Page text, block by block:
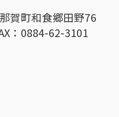
賀町和食郷田野76
：0884-62-3101